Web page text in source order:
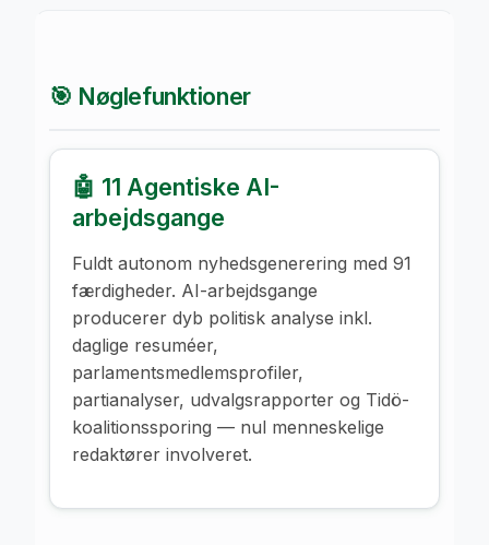
🎯 Nøglefunktioner
🤖 11 Agentiske AI-
arbejdsgange
Fuldt autonom nyhedsgenerering med 91
færdigheder. AI-arbejdsgange
producerer dyb politisk analyse inkl.
daglige resuméer,
parlamentsmedlemsprofiler,
partianalyser, udvalgsrapporter og Tidö-
koalitionssporing — nul menneskelige
redaktører involveret.